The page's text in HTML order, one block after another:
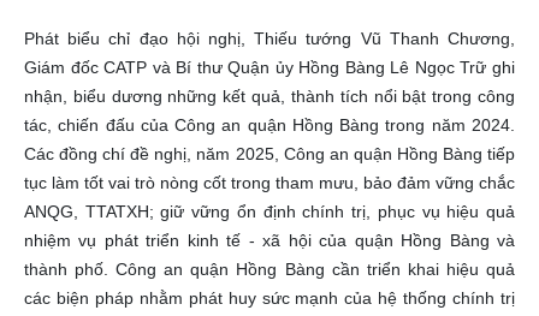
Phát biểu chỉ đạo hội nghị, Thiếu tướng Vũ Thanh Chương,
Giám đốc CATP và Bí thư Quận ủy Hồng Bàng Lê Ngọc Trữ ghi
nhận, biểu dương những kết quả, thành tích nổi bật trong công
tác, chiến đấu của Công an quận Hồng Bàng trong năm 2024.
Các đồng chí đề nghị, năm 2025, Công an quận Hồng Bàng tiếp
tục làm tốt vai trò nòng cốt trong tham mưu, bảo đảm vững chắc
ANQG, TTATXH; giữ vững ổn định chính trị, phục vụ hiệu quả
nhiệm vụ phát triển kinh tế - xã hội của quận Hồng Bàng và
thành phố. Công an quận Hồng Bàng cần triển khai hiệu quả
các biện pháp nhằm phát huy sức mạnh của hệ thống chính trị